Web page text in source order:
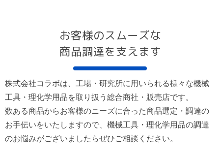
お客様のスムーズな
商品調達を支えます
株式会社コラボは、工場・研究所に用いられる様々な機械
工具・理化学用品を取り扱う総合商社・販売店です。
数ある商品からお客様のニーズに合った商品選定・調達の
お手伝いをいたしますので、機械工具・理化学用品の調達
のお悩みがございましたらぜひご相談ください。